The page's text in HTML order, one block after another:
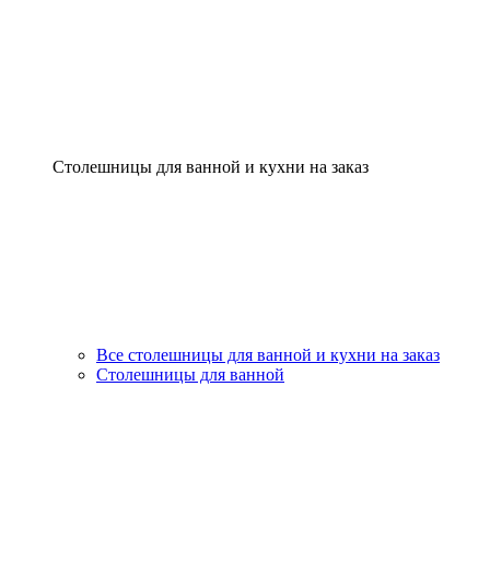
Столешницы для ванной и кухни на заказ
Все столешницы для ванной и кухни на заказ
Столешницы для ванной